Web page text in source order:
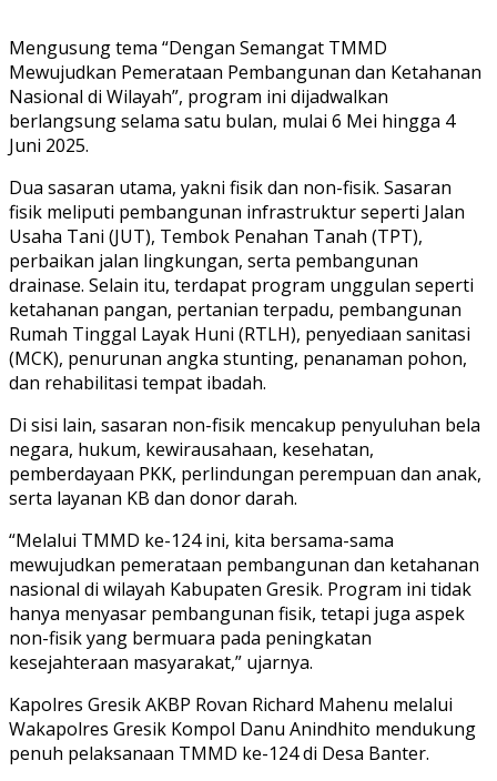
Mengusung tema “Dengan Semangat TMMD
Mewujudkan Pemerataan Pembangunan dan Ketahanan
Nasional di Wilayah”, program ini dijadwalkan
berlangsung selama satu bulan, mulai 6 Mei hingga 4
Juni 2025.
Dua sasaran utama, yakni fisik dan non-fisik. Sasaran
fisik meliputi pembangunan infrastruktur seperti Jalan
Usaha Tani (JUT), Tembok Penahan Tanah (TPT),
perbaikan jalan lingkungan, serta pembangunan
drainase. Selain itu, terdapat program unggulan seperti
ketahanan pangan, pertanian terpadu, pembangunan
Rumah Tinggal Layak Huni (RTLH), penyediaan sanitasi
(MCK), penurunan angka stunting, penanaman pohon,
dan rehabilitasi tempat ibadah.
Di sisi lain, sasaran non-fisik mencakup penyuluhan bela
negara, hukum, kewirausahaan, kesehatan,
pemberdayaan PKK, perlindungan perempuan dan anak,
serta layanan KB dan donor darah.
“Melalui TMMD ke-124 ini, kita bersama-sama
mewujudkan pemerataan pembangunan dan ketahanan
nasional di wilayah Kabupaten Gresik. Program ini tidak
hanya menyasar pembangunan fisik, tetapi juga aspek
non-fisik yang bermuara pada peningkatan
kesejahteraan masyarakat,” ujarnya.
Kapolres Gresik AKBP Rovan Richard Mahenu melalui
Wakapolres Gresik Kompol Danu Anindhito mendukung
penuh pelaksanaan TMMD ke-124 di Desa Banter.